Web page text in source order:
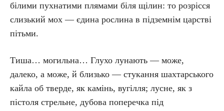
білими пухнатими плямами біля щілин: то розрісся
слизький мох — єдина рослина в підземнім царстві
пітьми.
Тиша… могильна… Глухо лунають — може,
далеко, а може, й близько — стукання шахтарського
кайла об тверде, як камінь, вугілля; лусне, як з
пістоля стрельне, дубова поперечка під